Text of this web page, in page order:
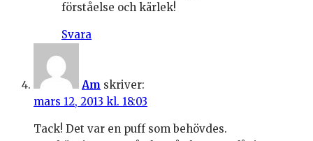
förståelse och kärlek!
Svara
Am skriver:
mars 12, 2013 kl. 18:03
Tack! Det var en puff som behövdes.